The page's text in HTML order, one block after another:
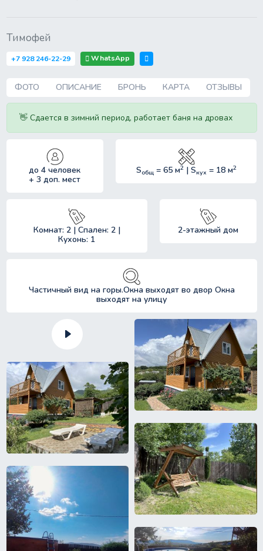
Тимофей
+7 928 246-22-29 WhatsApp
ФОТО ОПИСАНИЕ БРОНЬ КАРТА ОТЗЫВЫ
👋 Сдается в зимний период, работает баня на дровах
до 4 человек
+ 3 доп. мест
Sобщ = 65 м2| Sкух = 18 м2
Комнат: 2 | Спален: 2 |
Кухонь: 1
2-этажный дом
Частичный вид на горы.Окна выходят во двор Окна
выходят на улицу